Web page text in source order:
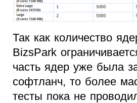
Так как количество
BizsPark
часть ядер уже была
софтланч, то более
тесты пока не